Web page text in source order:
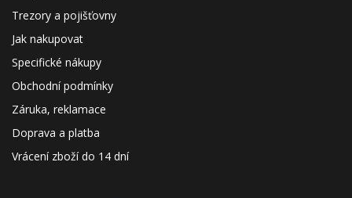
Trezory a pojišťovny
Jak nakupovat
Specifické nákupy
Obchodní podmínky
Záruka, reklamace
Doprava a platba
Vrácení zboží do 14 dní